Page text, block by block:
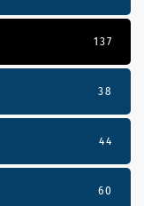
137
38
44
60